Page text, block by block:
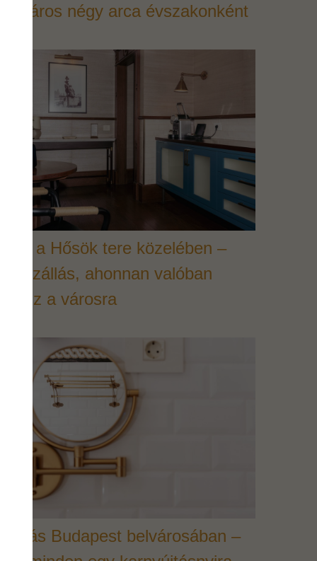
– A város négy arca évszakonként
Hotel a Hősök tere közelében –
egy szállás, ahonnan valóban
rálátsz a városra
Szállás Budapest belvárosában –